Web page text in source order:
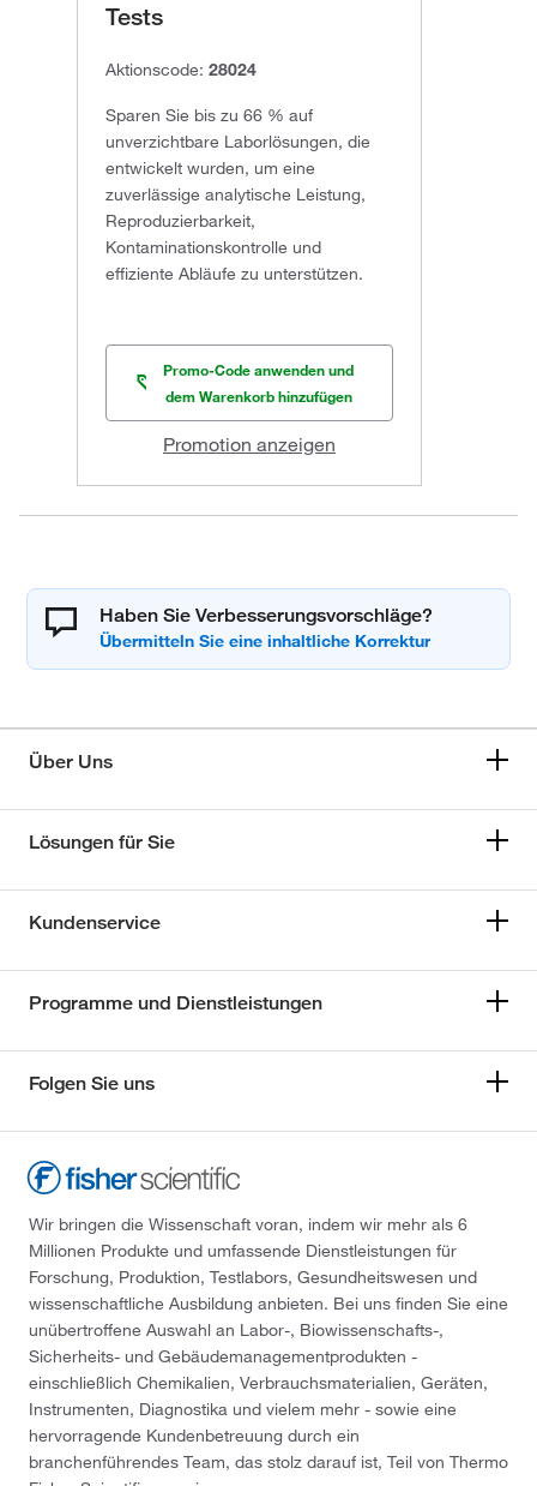
Tests
Aktionscode: 28024
Sparen Sie bis zu 66 % auf
unverzichtbare Laborlösungen, die
entwickelt wurden, um eine
zuverlässige analytische Leistung,
Reproduzierbarkeit,
Kontaminationskontrolle und
effiziente Abläufe zu unterstützen.
Promo-Code anwenden und
dem Warenkorb hinzufügen
Promotion anzeigen
Haben Sie Verbesserungsvorschläge?
Über Uns
Lösungen für Sie
Kundenservice
Programme und Dienstleistungen
Folgen Sie uns
Wir bringen die Wissenschaft voran, indem wir mehr als 6
Millionen Produkte und umfassende Dienstleistungen für
Forschung, Produktion, Testlabors, Gesundheitswesen und
wissenschaftliche Ausbildung anbieten. Bei uns finden Sie eine
unübertroffene Auswahl an Labor-, Biowissenschafts-,
Sicherheits- und Gebäudemanagementprodukten -
einschließlich Chemikalien, Verbrauchsmaterialien, Geräten,
Instrumenten, Diagnostika und vielem mehr - sowie eine
hervorragende Kundenbetreuung durch ein
branchenführendes Team, das stolz darauf ist, Teil von Thermo